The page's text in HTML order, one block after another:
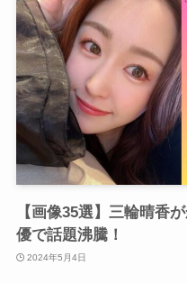
【画像35選】三輪晴香
優で話題沸騰！
2024年5月4日